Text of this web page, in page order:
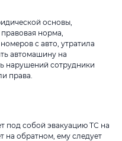
основы,
правовая норма,
с авто, утратила
автомашину на
нарушений сотрудники
права.
под собой эвакуацию ТС на
на обратном, ему следует